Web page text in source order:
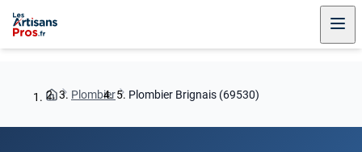
Plombier Plombier Brignais (69530)